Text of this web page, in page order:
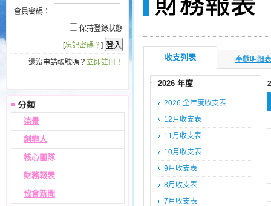
會員密碼：
保持登錄狀態
[忘記密碼？ ]
還沒申請帳號嗎？ 立即註冊！
遠景
創辦人
核心團隊
財務報表
協會新聞
收支列表 奉獻明細表
2026 年度
2026 全年度收支表
12月收支表
11月收支表
10月收支表
9月收支表
8月收支表
7月收支表